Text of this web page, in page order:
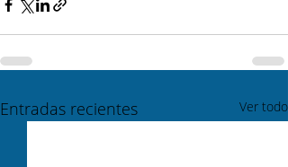
Entradas recientes Ver todo